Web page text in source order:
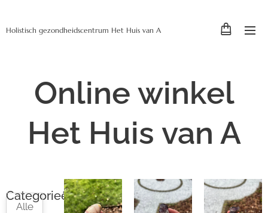
Holistisch gezondheidscentrum Het Huis van A
Online winkel
Het Huis van A
Categorieën
Alle